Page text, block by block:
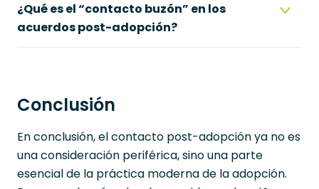
¿Qué es el “contacto buzón” en los
acuerdos post-adopción?
Conclusión
En conclusión, el contacto post-adopción ya no es
una consideración periférica, sino una parte
esencial de la práctica moderna de la adopción.